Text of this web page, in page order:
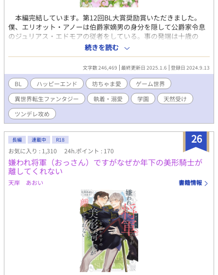
本編完結しています。第12回BL大賞奨励賞いただきました。
僕、エリオット・アノーは伯爵家嫡男の身分を隠して公爵家令息
のジュリアス・エドモアの従者をしている。事の発端は十歳の
時…家族から虐げられていた僕は、我慢の限界で田舎の領地から
家を出て来た。もう二度と戻る事はないと己の身分を捨て、心機
一転王都へやって来たものの、現実は厳しく死にかける僕。薄汚
い格好でフラフラと彷徨っている所を救ってくれたのが完璧貴公
子ジュリアスだ。だけど初めて会った時、不思議な感覚を覚え
る。えっ、このジュリアスって人…会ったことなかったっけ？そ
の瞬間突然閃く！ 「ここって…もしかして、BLゲームの世界じ
ゃない？おまけに僕の最愛の推し〜ジュリアス様！」 知らぬ間
にBLゲームの中の名も無き登場人物に転生してしまっていた僕
大好きなゲームのイベントも近くで楽しんじゃうもんね〜ワック
ワク！ だけど何で…全然シナリオ通りじゃないんですけど。坊
ちゃまってば、僕のこと大好き過ぎない？ ※貴族的表現を使っ
ていますが、別の世界です。ですのでそれにのっとっていない事
がありますがご了承下さい。
続きを読む
文字数 246,469 最終更新日 2025.1.6 登録日 2024.9.13
BL ハッピーエンド 坊ちゃま愛
ゲーム世界
異世界転生ファンタジー
執着・溺愛 学園
天然受け
ツンデレ攻め
26
長編 連載中 R18
お気に入り : 1,310 24h.ポイント : 170
嫌われ将軍（おっさん）ですがなぜか年下の美形騎士が
離してくれない
天岸 あおい 書籍情報